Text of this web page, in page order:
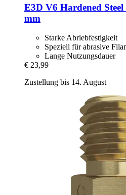
E3D V6 Hardened
mm
Starke Abriebfestigkeit
Speziell für abrasive
Lange Nutzungsdauer
€ 23,99
Zustellung bis 14. August